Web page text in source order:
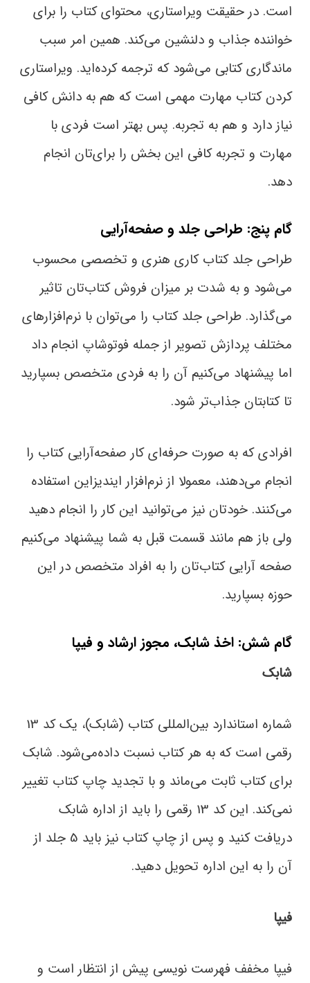
است. در حقیقت ویراستاری، محتوای کتاب را برای
خواننده جذاب و دلنشین می‌کند. همین امر سبب
ماندگاری کتابی می‌شود که ترجمه کرده‌اید. ویراستاری
کردن کتاب مهارت مهمی است که هم به دانش کافی
نیاز دارد و هم به تجربه. پس بهتر است فردی با
مهارت و تجربه کافی این بخش را برای‌تان انجام
دهد.
گام پنج: طراحی جلد و صفحه‌آرایی
طراحی جلد کتاب کاری هنری و تخصصی محسوب
می‌شود و به شدت بر میزان فروش کتاب‌تان تاثیر
می‌گذارد. طراحی جلد کتاب را می‌توان با نرم‌افزار‌های
مختلف پردازش تصویر از جمله فوتوشاپ انجام داد
اما پیشنهاد می‌کنیم آن را به فردی متخصص بسپارید
تا کتابتان جذاب‌تر شود.
افرادی که به صورت حرفه‌ای کار صفحه‌آرایی کتاب را
انجام می‌دهند، معمولا از نرم‌افزار ایندیزاین استفاده
می‌کنند. خودتان نیز می‌توانید این کار را انجام دهید
ولی باز هم مانند قسمت قبل به شما پیشنهاد می‌کنیم
صفحه آرایی کتاب‌تان را به افراد متخصص در این
حوزه بسپارید.
گام شش: اخذ شابک، مجوز ارشاد و فیپا
شابک
شماره استاندارد بین‌المللی کتاب (شابک)، یک کد 13
رقمی است که به هر کتاب نسبت داده‌می‌شود. شابک
برای کتاب ثابت می‌ماند و با تجدید چاپ کتاب تغییر
نمی‌کند. این کد 13 رقمی را باید از اداره شابک
دریافت کنید و پس از چاپ کتاب نیز باید 5 جلد از
آن را به این اداره تحویل دهید.
فیپا
فیپا مخفف فهرست نویسی پیش از انتظار است و